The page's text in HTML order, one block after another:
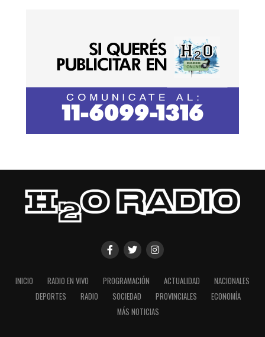
INICIO RADIO EN VIVO PROGRAMACIÓN ACTUALIDAD
NACIONALES
DEPORTES
RADIO SOCIEDAD PROVINCIALES
ECONOMÍA
MÁS NOTICIAS